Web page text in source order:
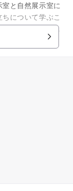
と自然展示室に
について学ぶこ
や展示品が並